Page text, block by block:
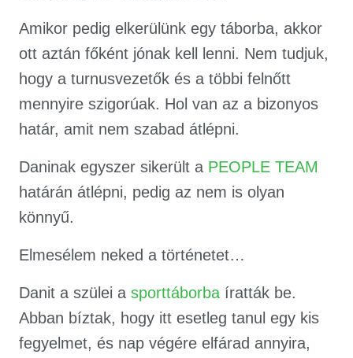
Amikor pedig elkerülünk egy táborba, akkor
ott aztán főként jónak kell lenni. Nem tudjuk,
hogy a turnusvezetők és a többi felnőtt
mennyire szigorúak. Hol van az a bizonyos
határ, amit nem szabad átlépni.
Daninak egyszer sikerült a PEOPLE TEAM
határán átlépni, pedig az nem is olyan
könnyű.
Elmesélem neked a történetet…
Danit a szülei a sporttáborba íratták be.
Abban bíztak, hogy itt esetleg tanul egy kis
fegyelmet, és nap végére elfárad annyira,